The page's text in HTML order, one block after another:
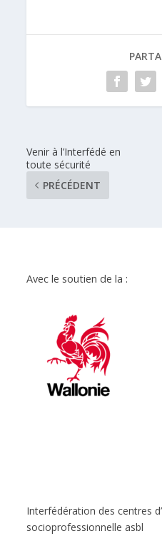
Venir à l’Interfédé en
toute sécurité
PRÉCÉDENT
Avec le soutien de la :
Interfédération des centres
socioprofessionnelle asbl